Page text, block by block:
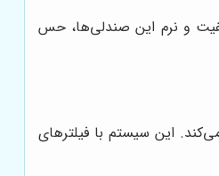
و نرم این صندلی‌ها، حس
این سیستم با فیلترهای